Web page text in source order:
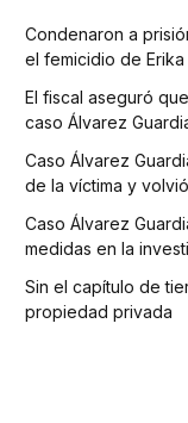
Condenaron a
el femicidio de
El fiscal aseguró
caso Álvarez
Caso Álvarez
de la víctima y
Caso Álvarez
medidas en la
Sin el capítulo de
propiedad privada